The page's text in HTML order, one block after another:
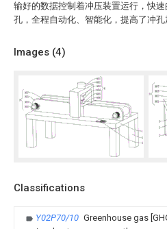
输好的数据控制着冲压装置运行，快
孔，全程自动化、智能化，提高了冲孔
Images (4)
Classifications
Y02P70/10 Greenhouse gas